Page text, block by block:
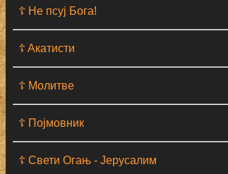
☦ Не псуј Бога!
☦ Aкатисти
☦ Молитве
☦ Појмовник
☦ Свети Огањ - Јерусалим